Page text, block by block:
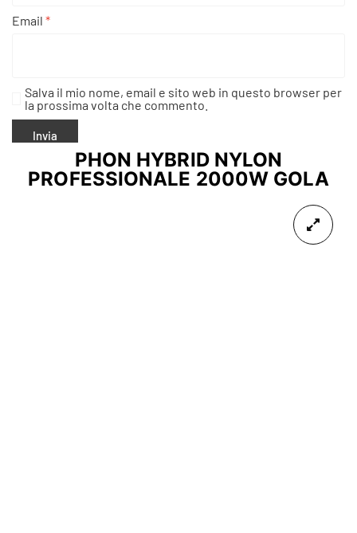
Email *
Salva il mio nome, email e sito web in questo browser per
la prossima volta che commento.
PHON HYBRID NYLON
PROFESSIONALE 2000W GOLA